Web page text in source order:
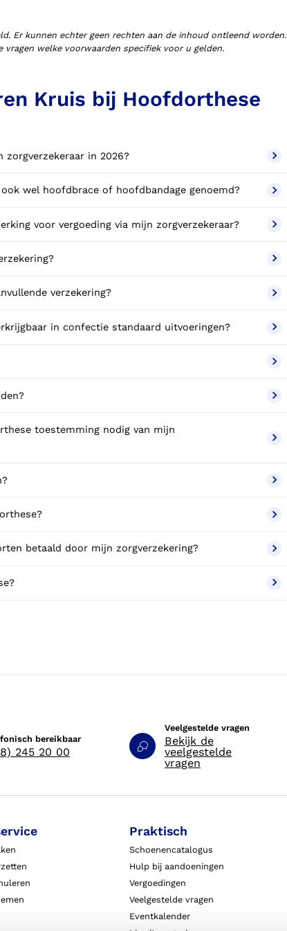
Er kunnen echter geen rechten aan de inhoud ontleend worden.
vragen welke voorwaarden specifiek voor u gelden.
Kruis bij Hoofdorthese
in 2026?
wel hoofdbrace of hoofdbandage genoemd?
voor vergoeding via mijn zorgverzekeraar?
verzekering?
in confectie standaard uitvoeringen?
toestemming nodig van mijn
betaald door mijn zorgverzekering?
bereikbaar
245 20 00
Veelgestelde vragen
Bekijk de
veelgestelde
vragen
Praktisch
Schoenencatalogus
Hulp bij aandoeningen
Vergoedingen
Veelgestelde vragen
Eventkalender